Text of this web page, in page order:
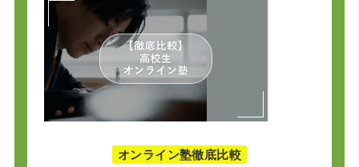
オンライン塾徹底比較